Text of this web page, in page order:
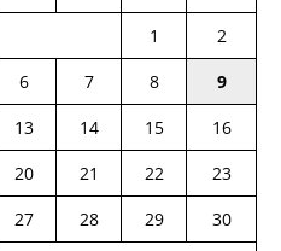
1
2
6 7 8
9
13 14 15
16
20 21 22
23
27 28 29
30